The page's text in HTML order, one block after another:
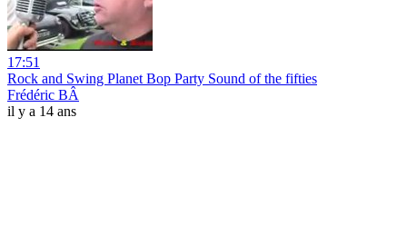
17:51
Rock and Swing Planet Bop Party Sound of the fifties
Frédéric BÂ
il y a 14 ans